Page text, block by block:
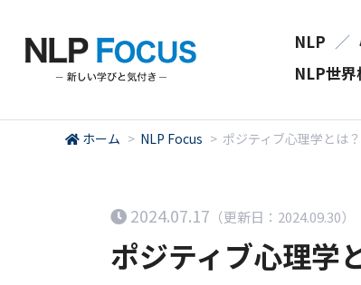
NLP ／
NLP世界
ホーム > NLP Focus > ポジティブ心理学とは
2024.07.17 （更新日：2024.09.30）
ポジティブ心理学